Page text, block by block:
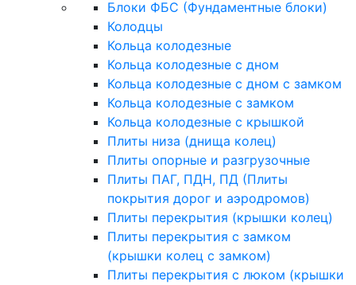
Блоки ФБС (Фундаментные блоки)
Колодцы
Кольца колодезные
Кольца колодезные с дном
Кольца колодезные с дном с замком
Кольца колодезные с замком
Кольца колодезные с крышкой
Плиты низа (днища колец)
Плиты опорные и разгрузочные
Плиты ПАГ, ПДН, ПД (Плиты
покрытия дорог и аэродромов)
Плиты перекрытия (крышки колец)
Плиты перекрытия с замком
(крышки колец с замком)
Плиты перекрытия с люком (крышки